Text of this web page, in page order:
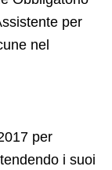
per
nel
per
i suoi